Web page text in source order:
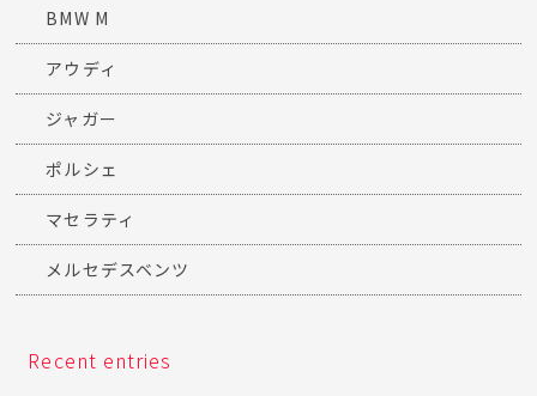
BMW M
アウディ
ジャガー
ポルシェ
マセラティ
メルセデスベンツ
Recent entries